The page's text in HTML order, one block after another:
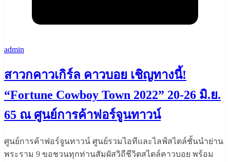
admin
สาวกคาวเกิร์ล คาวบอย เชิญทางนี้!
“Fortune Cowboy Town 2022” 20-26 มิ.ย.
65 ณ ศูนย์การค้าฟอร์จูนทาวน์
ศูนย์การค้าฟอร์จูนทาวน์ ศูนย์รวมไอทีและไลฟ์สไตล์ชั้นนำย่าน
พระราม 9 ขอชวนทุกท่านสัมผัสวิถีชีวิตสไตล์คาวบอย พร้อม